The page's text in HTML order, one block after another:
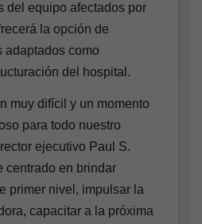
del equipo afectados por
la opción de
adaptados como
del hospital.
muy difícil y un momento
para todo nuestro
ejecutivo Paul S.
centrado en brindar
primer nivel, impulsar la
capacitar a la próxima